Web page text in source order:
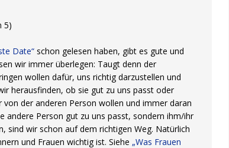
5)
Date“ schon gelesen haben, gibt es gute und
wir immer überlegen: Taugt denn der
wollen dafür, uns richtig darzustellen und
herausfinden, ob sie gut zu uns passt oder
der anderen Person wollen und immer daran
andere Person gut zu uns passt, sondern ihm/ihr
sind wir schon auf dem richtigen Weg. Natürlich
und Frauen wichtig ist. Siehe „Was Frauen